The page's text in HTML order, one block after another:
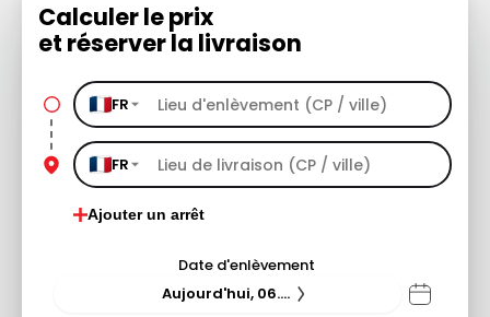
Calculer le prix
et réserver la livraison
FR
FR
Ajouter un arrêt
Date d'enlèvement
Aujourd'hui, 06.08.26